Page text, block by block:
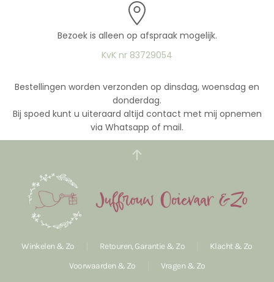
Bezoek is alleen op afspraak mogelijk.
KvK nr 83729054
Bestellingen worden verzonden op dinsdag, woensdag en
donderdag.
Bij spoed kunt u uiteraard altijd contact met mij opnemen
via Whatsapp of mail.
Winkelen & Zo Retouren, Garantie & Zo
Klacht & Zo
Voorwaarden & Zo
Vragen & Zo